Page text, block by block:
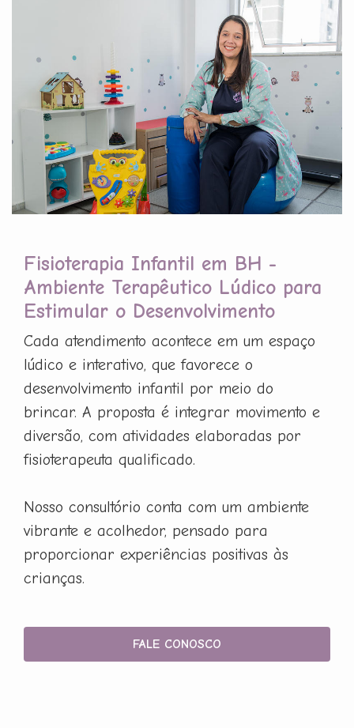
Fisioterapia Infantil em BH -
Ambiente Terapêutico Lúdico para
Estimular o Desenvolvimento
Cada atendimento acontece em um espaço
lúdico e interativo, que favorece o
desenvolvimento infantil por meio do
brincar. A proposta é integrar movimento e
diversão, com atividades elaboradas por
fisioterapeuta qualificado.
Nosso consultório conta com um ambiente
vibrante e acolhedor, pensado para
proporcionar experiências positivas às
crianças.
FALE CONOSCO